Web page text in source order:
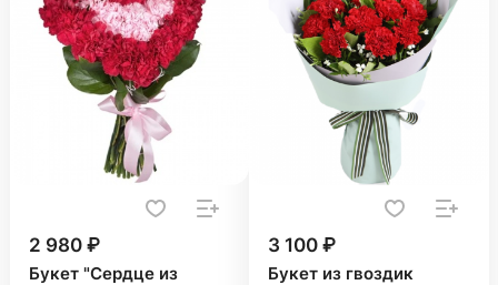
2 980 ₽
Букет "Сердце из
3 100 ₽
Букет из гвоздик